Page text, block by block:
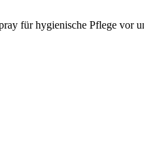
für hygienische Pflege vor